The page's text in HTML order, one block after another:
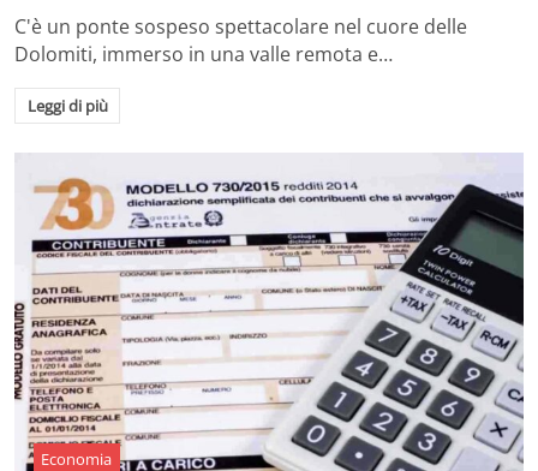
C'è un ponte sospeso spettacolare nel cuore delle
Dolomiti, immerso in una valle remota e…
Leggi di più
Economia